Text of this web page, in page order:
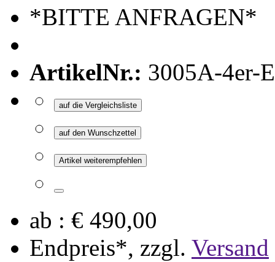
*BITTE ANFRAGEN*
ArtikelNr.: 3005A-4er-
auf die Vergleichsliste
auf den Wunschzettel
Artikel weiterempfehlen
ab : € 490,00
Endpreis*, zzgl. Versand